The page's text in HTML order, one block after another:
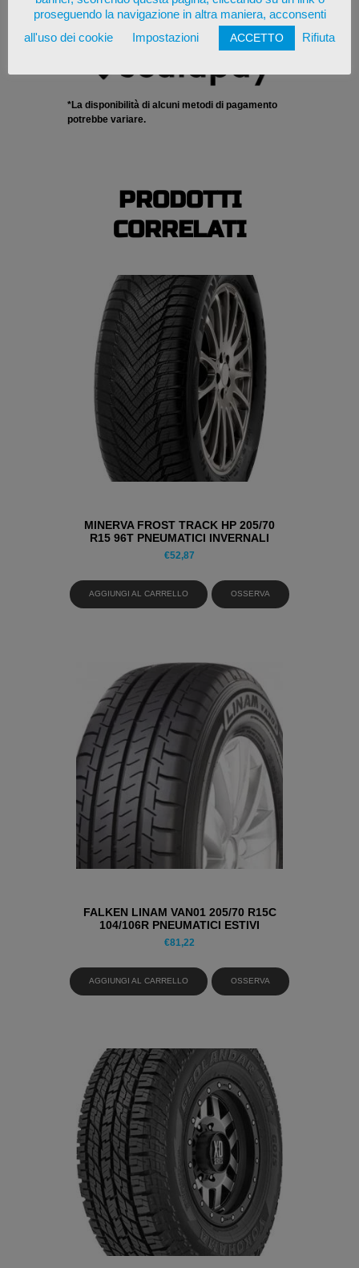
*La disponibilità di alcuni metodi di pagamento
potrebbe variare.
PRODOTTI
CORRELATI
MINERVA FROST TRACK HP 205/70
R15 96T PNEUMATICI INVERNALI
€52,87
AGGIUNGI AL CARRELLO OSSERVA
FALKEN LINAM VAN01 205/70 R15C
104/106R PNEUMATICI ESTIVI
€81,22
AGGIUNGI AL CARRELLO OSSERVA
proseguendo la navigazione in altra maniera, acconsenti
all'uso dei cookie
Impostazioni ACCETTO Rifiuta